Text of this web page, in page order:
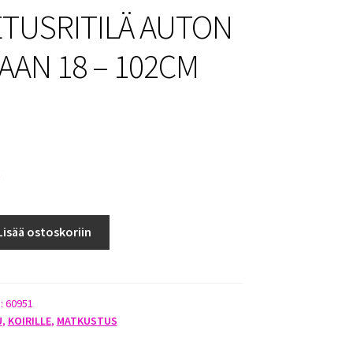
AUTON
18 – 102CM
ostoskoriin
60951
, KOIRILLE, MATKUSTUS